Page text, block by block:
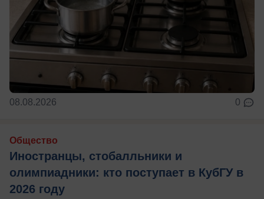
08.08.2026 0
Общество
Иностранцы, стобалльники и
олимпиадники: кто поступает в КубГУ в
2026 году